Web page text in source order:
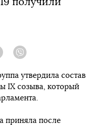
получили
Telegram
утвердила состав
IX созыва, который
приняла после